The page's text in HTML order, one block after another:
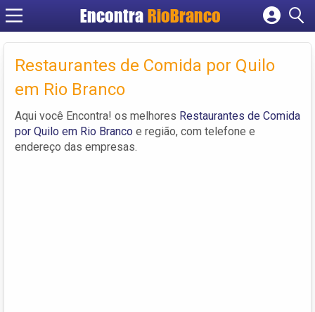
Encontra RioBranco
Cadastrar empresa
Criar conta
Restaurantes de Comida por Quilo
em Rio Branco
Aqui você Encontra! os melhores Restaurantes de Comida
por Quilo em Rio Branco e região, com telefone e
endereço das empresas.